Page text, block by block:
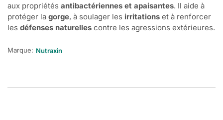
aux propriétés antibactériennes et apaisantes. Il aide à
protéger la gorge, à soulager les irritations et à renforcer
les défenses naturelles contre les agressions extérieures.
Marque: Nutraxin